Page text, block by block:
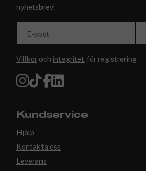
nyhetsbrev!
E-post
Villkor och integritet för registrering
Kundservice
Hjälp
Kontakta oss
Leverans